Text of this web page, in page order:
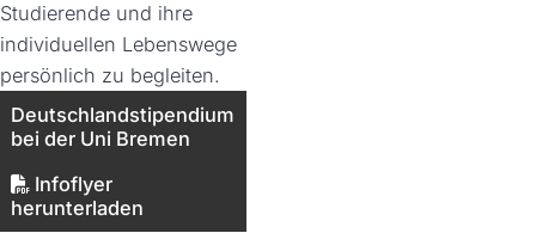
Studierende und ihre
individuellen Lebenswege
persönlich zu begleiten.
Deutschlandstipendium
bei der Uni Bremen
Infoflyer
herunterladen